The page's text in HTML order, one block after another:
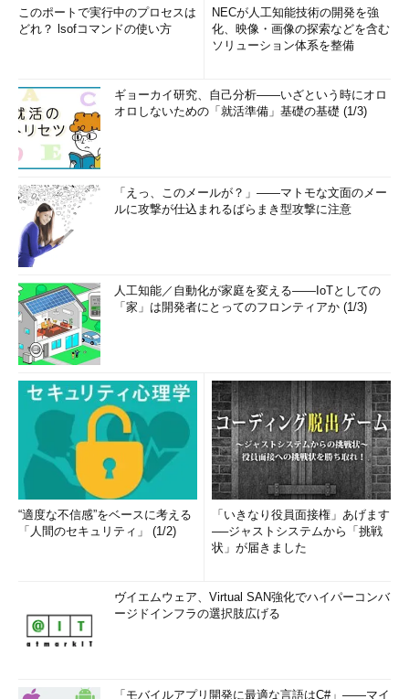
このポートで実行中のプロセスは
どれ？ lsofコマンドの使い方
NECが人工知能技術の開発を強
化、映像・画像の探索などを含む
ソリューション体系を整備
ギョーカイ研究、自己分析――いざという時にオロ
オロしないための「就活準備」基礎の基礎 (1/3)
「えっ、このメールが？」――マトモな文面のメー
ルに攻撃が仕込まれるばらまき型攻撃に注意
人工知能／自動化が家庭を変える――IoTとしての
「家」は開発者にとってのフロンティアか (1/3)
“適度な不信感”をベースに考える
「人間のセキュリティ」 (1/2)
「いきなり役員面接権」あげます
──ジャストシステムから「挑戦
状」が届きました
ヴイエムウェア、Virtual SAN強化でハイパーコンバ
ージドインフラの選択肢広げる
「モバイルアプリ開発に最適な言語はC#」――マイ